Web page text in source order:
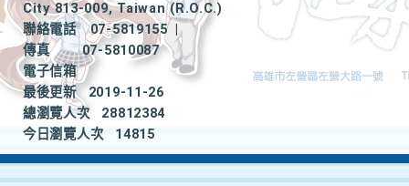
City 813-009, Taiwan (R.O.C.)
聯絡電話
07-5819155
|
傳真
07-5810087
電子信箱
最後更新
2019-11-26
總瀏覽人次
28812384
今日瀏覽人次
14815